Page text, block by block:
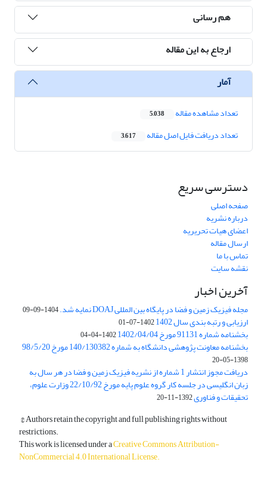
هم رسانی
ارجاع به این مقاله
آمار
تعداد مشاهده مقاله 5,038
تعداد دریافت فایل اصل مقاله 3,617
دسترسی سریع
صفحه اصلی
درباره نشریه
اعضای هیات تحریریه
ارسال مقاله
تماس با ما
نقشه سایت
آخرین اخبار
مجله فیزیک زمین و فضا در پایگاه بین المللی DOAJ نمایه شد. 1404-09-09
ارزیابی و رتبه بندی سال 1402 1402-07-01
بخشنامه شماره 91131 مورخ 1402/04/04 1402-04-04
بخشنامه معاونت پژوهشی دانشگاه به شماره 140/130382 مورخ 98/5/20
1398-05-20
دریافت مجوز انتشار 1 شماره از نشریه فیزیک زمین و فضا در هر سال به
زبان انگلیسی در جلسه کار گروه علوم پایه مورخ 22/10/92 وزارت علوم،
تحقیقات و فناوری1392-11-20
© Authors retain the copyright and full publishing rights without
restrictions.
This work is licensed under aCreative Commons Attribution-
NonCommercial 4.0 International License.